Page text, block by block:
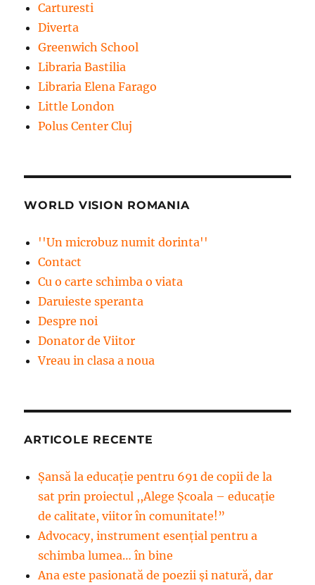
Carturesti
Diverta
Greenwich School
Libraria Bastilia
Libraria Elena Farago
Little London
Polus Center Cluj
WORLD VISION ROMANIA
''Un microbuz numit dorinta''
Contact
Cu o carte schimba o viata
Daruieste speranta
Despre noi
Donator de Viitor
Vreau in clasa a noua
ARTICOLE RECENTE
Șansă la educație pentru 691 de copii de la
sat prin proiectul ,,Alege Școala – educație
de calitate, viitor în comunitate!”
Advocacy, instrument esenţial pentru a
schimba lumea… în bine
Ana este pasionată de poezii și natură, dar